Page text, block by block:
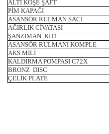
ALTI KÖŞE ŞAFT
PİM KAPAĞI
ASANSÖR RULMAN SACI
AĞIRLIK CİVATASI
ŞANZIMAN KİTİ
ASANSÖR RULMANI KOMPLE
AKS MİLİ
KALDIRMA POMPASI C72X
BRONZ DISC
ÇELİK PLATE